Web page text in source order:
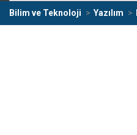
Bilim ve Teknoloji Yazılım